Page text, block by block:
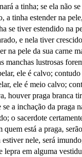
a tinha; se ela não
a tinha estender na pele,
se tiver estendido na
e nela tiver
pele da sua carne
manchas lustrosas
ele é calvo;
ele é meio calvo;
houver praga branca
a inchação da
o sacerdote
quem está a praga,
nele, será
lepra em alguma